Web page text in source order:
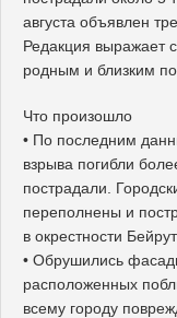
августа объявлен
Редакция выражает
родным и близким
Что произошло
• По последним
взрыва погибли
пострадали.
переполнены и
в окрестности
• Обрушились
расположенных
всему городу